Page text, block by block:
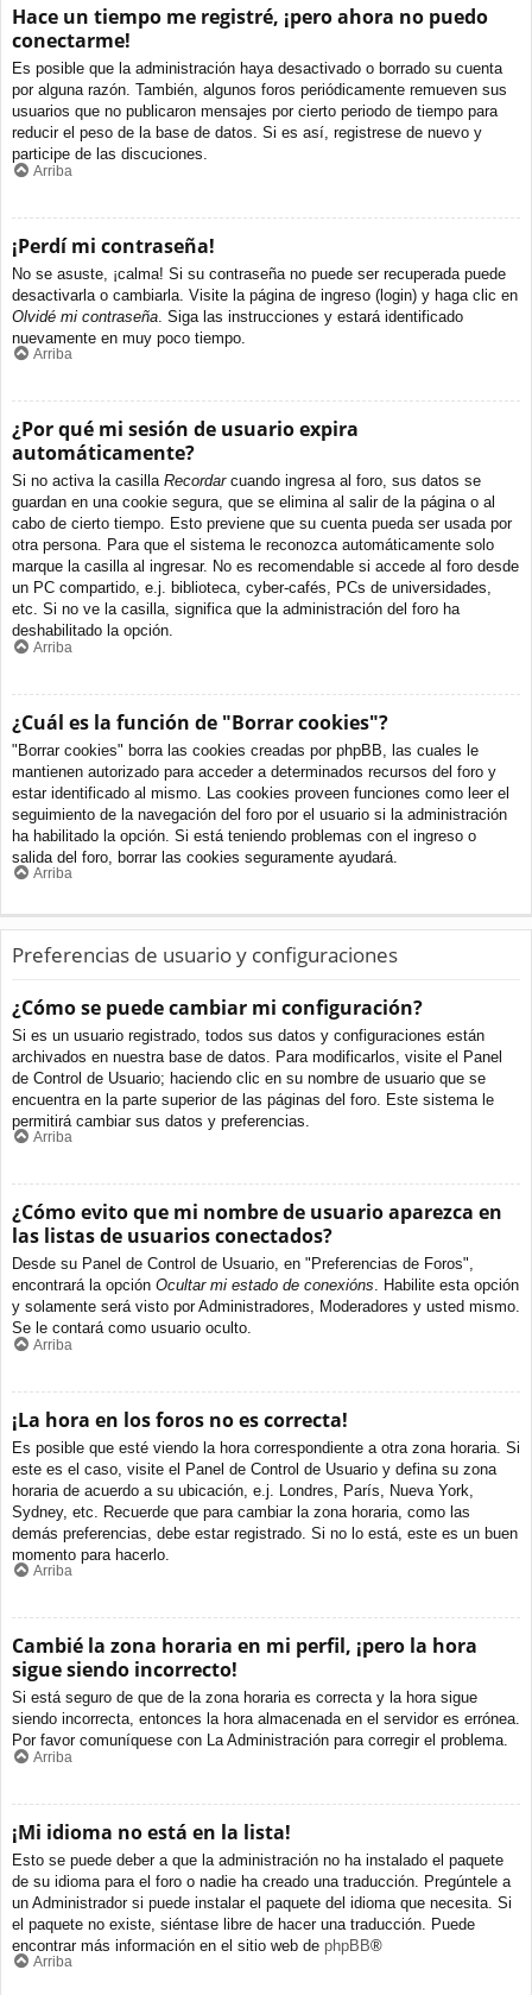
Hace un tiempo me registré, ¡pero ahora no puedo
conectarme!
Es posible que la administración haya desactivado o borrado su cuenta
por alguna razón. También, algunos foros periódicamente remueven sus
usuarios que no publicaron mensajes por cierto periodo de tiempo para
reducir el peso de la base de datos. Si es así, registrese de nuevo y
participe de las discuciones.
Arriba
¡Perdí mi contraseña!
No se asuste, ¡calma! Si su contraseña no puede ser recuperada puede
desactivarla o cambiarla. Visite la página de ingreso (login) y haga clic en
Olvidé mi contraseña . Siga las instrucciones y estará identificado
nuevamente en muy poco tiempo.
Arriba
¿Por qué mi sesión de usuario expira
automáticamente?
Si no activa la casilla Recordarcuando ingresa al foro, sus datos se
guardan en una cookie segura, que se elimina al salir de la página o al
cabo de cierto tiempo. Esto previene que su cuenta pueda ser usada por
otra persona. Para que el sistema le reconozca automáticamente solo
marque la casilla al ingresar. No es recomendable si accede al foro desde
un PC compartido, e.j. biblioteca, cyber-cafés, PCs de universidades,
etc. Si no ve la casilla, significa que la administración del foro ha
deshabilitado la opción.
Arriba
¿Cuál es la función de "Borrar cookies"?
"Borrar cookies" borra las cookies creadas por phpBB, las cuales le
mantienen autorizado para acceder a determinados recursos del foro y
estar identificado al mismo. Las cookies proveen funciones como leer el
seguimiento de la navegación del foro por el usuario si la administración
ha habilitado la opción. Si está teniendo problemas con el ingreso o
salida del foro, borrar las cookies seguramente ayudará.
Arriba
Preferencias de usuario y configuraciones
¿Cómo se puede cambiar mi configuración?
Si es un usuario registrado, todos sus datos y configuraciones están
archivados en nuestra base de datos. Para modificarlos, visite el Panel
de Control de Usuario; haciendo clic en su nombre de usuario que se
encuentra en la parte superior de las páginas del foro. Este sistema le
permitirá cambiar sus datos y preferencias.
Arriba
¿Cómo evito que mi nombre de usuario aparezca en
las listas de usuarios conectados?
Desde su Panel de Control de Usuario, en "Preferencias de Foros",
encontrará la opción Ocultar mi estado de conexións. Habilite esta opción
y solamente será visto por Administradores, Moderadores y usted mismo.
Se le contará como usuario oculto.
Arriba
¡La hora en los foros no es correcta!
Es posible que esté viendo la hora correspondiente a otra zona horaria. Si
este es el caso, visite el Panel de Control de Usuario y defina su zona
horaria de acuerdo a su ubicación, e.j. Londres, París, Nueva York,
Sydney, etc. Recuerde que para cambiar la zona horaria, como las
demás preferencias, debe estar registrado. Si no lo está, este es un buen
momento para hacerlo.
Arriba
Cambié la zona horaria en mi perfil, ¡pero la hora
sigue siendo incorrecto!
Si está seguro de que de la zona horaria es correcta y la hora sigue
siendo incorrecta, entonces la hora almacenada en el servidor es errónea.
Por favor comuníquese con La Administración para corregir el problema.
Arriba
¡Mi idioma no está en la lista!
Esto se puede deber a que la administración no ha instalado el paquete
de su idioma para el foro o nadie ha creado una traducción. Pregúntele a
un Administrador si puede instalar el paquete del idioma que necesita. Si
el paquete no existe, siéntase libre de hacer una traducción. Puede
encontrar más información en el sitio web de phpBB®
Arriba